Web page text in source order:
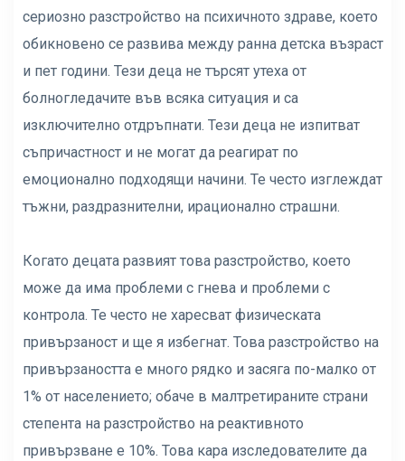
сериозно разстройство на психичното здраве, което
обикновено се развива между ранна детска възраст
и пет години. Тези деца не търсят утеха от
болногледачите във всяка ситуация и са
изключително отдръпнати. Тези деца не изпитват
съпричастност и не могат да реагират по
емоционално подходящи начини. Те често изглеждат
тъжни, раздразнителни, ирационално страшни.
Когато децата развият това разстройство, което
може да има проблеми с гнева и проблеми с
контрола. Те често не харесват физическата
привързаност и ще я избегнат. Това разстройство на
привързаността е много рядко и засяга по-малко от
1% от населението; обаче в малтретираните страни
степента на разстройство на реактивното
привързване е 10%. Това кара изследователите да